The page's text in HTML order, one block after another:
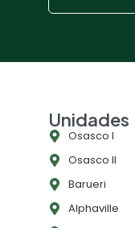
Unidades
Osasco l
Osasco ll
Barueri
Alphaville